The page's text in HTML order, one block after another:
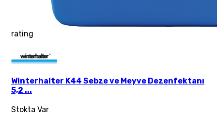
rating
Winterhalter K44 Sebze ve Meyve Dezenfektanı
5,2 ...
Stokta Var